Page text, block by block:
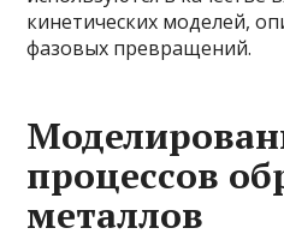
кинетических моделей,
фазовых превращений.
процессов
металлов